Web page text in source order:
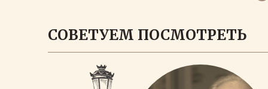
СОВЕТУЕМ ПОСМОТРЕТЬ